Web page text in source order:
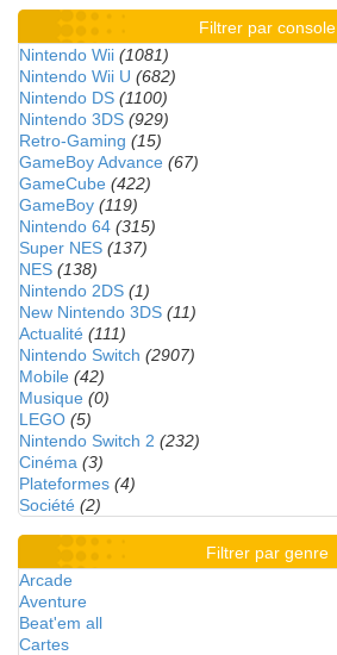
Filtrer par console
Nintendo Wii (1081)
Nintendo Wii U (682)
Nintendo DS (1100)
Nintendo 3DS (929)
Retro-Gaming (15)
GameBoy Advance (67)
GameCube (422)
GameBoy (119)
Nintendo 64 (315)
Super NES (137)
NES (138)
Nintendo 2DS (1)
New Nintendo 3DS (11)
Actualité (111)
Nintendo Switch (2907)
Mobile (42)
Musique (0)
LEGO (5)
Nintendo Switch 2 (232)
Cinéma (3)
Plateformes (4)
Société (2)
Filtrer par genre
Arcade
Aventure
Beat'em all
Cartes